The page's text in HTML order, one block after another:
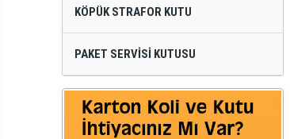
KÖPÜK STRAFOR KUTU
PAKET SERVISI KUTUSU